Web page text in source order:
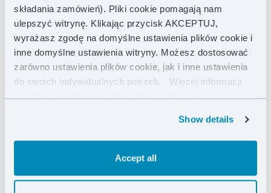
składania zamówień). Pliki cookie pomagają nam
ulepszyć witrynę. Klikając przycisk AKCEPTUJ,
wyrażasz zgodę na domyślne ustawienia plików cookie i
inne domyślne ustawienia witryny. Możesz dostosować
zarówno ustawienia plików cookie, jak i inne ustawienia
do swoich indywidualnych potrzeb.
Więcej informacji
znajdziesz w naszejPolityce Prywatności .
Show details
Accept all